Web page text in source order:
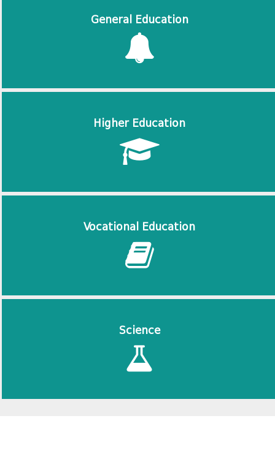
General Education
Higher Education
Vocational Education
Science